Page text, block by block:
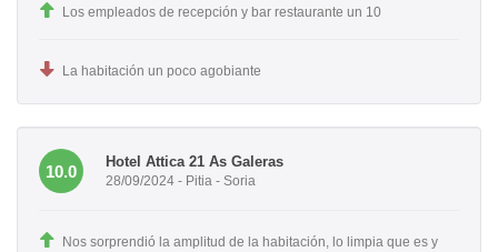
Los empleados de recepción y bar restaurante un 10
La habitación un poco agobiante
10.0
Hotel Attica 21 As Galeras
28/09/2024 - Pitia - Soria
Nos sorprendió la amplitud de la habitación, lo limpia que es y